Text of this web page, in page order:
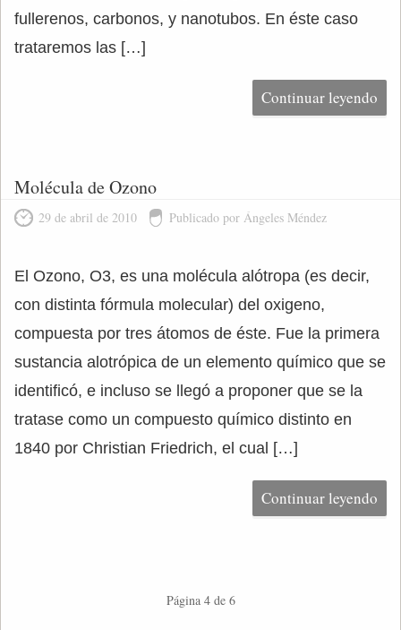
fullerenos, carbonos, y nanotubos. En éste caso
trataremos las […]
Continuar leyendo
Molécula de Ozono
29 de abril de 2010 Publicado por Ángeles Méndez
El Ozono, O3, es una molécula alótropa (es decir,
con distinta fórmula molecular) del oxigeno,
compuesta por tres átomos de éste. Fue la primera
sustancia alotrópica de un elemento químico que se
identificó, e incluso se llegó a proponer que se la
tratase como un compuesto químico distinto en
1840 por Christian Friedrich, el cual […]
Continuar leyendo
Página 4 de 6